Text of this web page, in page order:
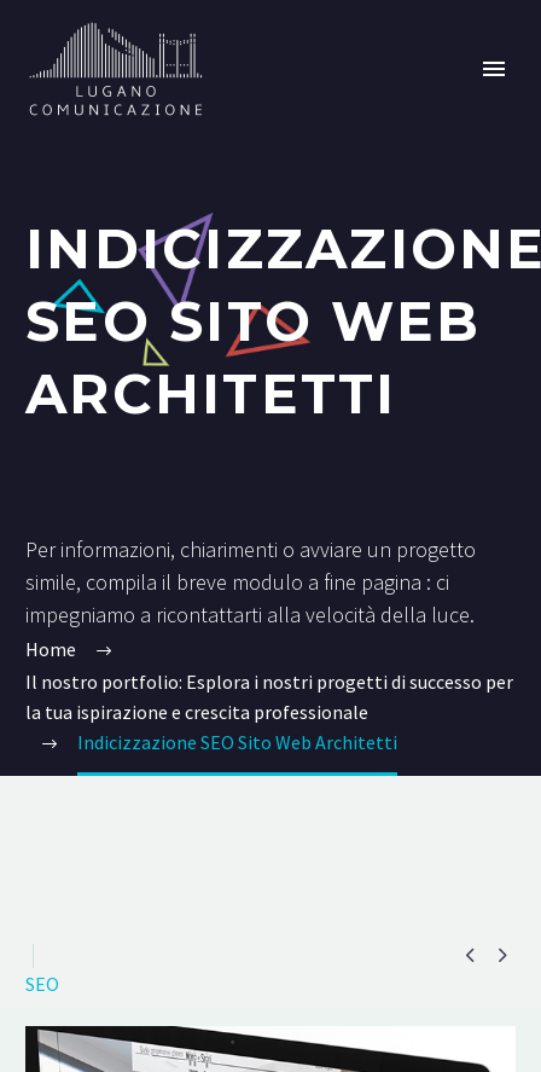
SEO SITO WEB
ARCHITETTI
Per informazioni, chiarimenti o avviare un progetto
simile, compila il breve modulo a fine pagina : ci
impegniamo a ricontattarti alla velocità della luce.
Home
Il nostro portfolio: Esplora i nostri progetti di successo per
la tua ispirazione e crescita professionale
Indicizzazione SEO Sito Web Architetti
 
SEO